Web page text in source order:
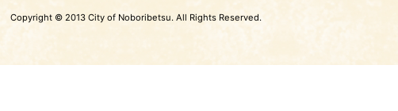
Copyright © 2013 City of Noboribetsu. All Rights Reserved.